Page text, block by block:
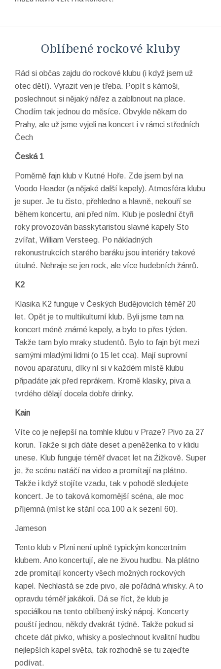
Oblíbené rockové kluby
Rád si občas zajdu do rockové klubu (i když jsem už
otec dětí). Vyrazit ven je třeba. Popít s kámoši,
poslechnout si nějaký nářez a zablbnout na place.
Chodím tak jednou do měsíce. Obvykle někam do
Prahy, ale už jsme vyjeli na koncert i v rámci středních
Čech
Česká 1
Poměrně fajn klub v Kutné Hoře. Zde jsem byl na
Voodo Header (a nějaké další kapely). Atmosféra klubu
je super. Je tu čisto, přehledno a hlavně, nekouří se
během koncertu, ani před ním. Klub je poslední čtyři
roky provozován basskytaristou slavné kapely Sto
zvířat, William Versteeg. Po nákladných
rekonustrukcích starého baráku jsou interiéry takové
útulné. Nehraje se jen rock, ale více hudebních žánrů.
K2
Klasika K2 funguje v Českých Budějovicích téměř 20
let. Opět je to multikulturní klub. Byli jsme tam na
koncert méně známé kapely, a bylo to přes týden.
Takže tam bylo mraky studentů. Bylo to fajn být mezi
samými mladými lidmi (o 15 let cca). Mají suprovní
novou aparaturu, díky ní si v každém místě klubu
připadáte jak před reprákem. Kromě klasiky, piva a
tvrdého dělají docela dobře drinky.
Kain
Víte co je nejlepší na tomhle klubu v Praze? Pivo za 27
korun. Takže si jich dáte deset a peněženka to v klidu
unese. Klub funguje téměř dvacet let na Źižkově. Super
je, že scénu natáčí na video a promítají na plátno.
Takže i když stojíte vzadu, tak v pohodě sledujete
koncert. Je to taková komornější scéna, ale moc
příjemná (míst ke stání cca 100 a k sezení 60).
Jameson
Tento klub v Plzni není uplně typickým koncertním
klubem. Ano koncertují, ale ne živou hudbu. Na plátno
zde promítají koncerty všech možných rockových
kapel. Nechlastá se zde pivo, ale pořádná whisky. A to
opravdu téměř jakákoli. Dá se říct, že klub je
speciálkou na tento oblíbený irský nápoj. Koncerty
pouští jednou, někdy dvakrát týdně. Takže pokud si
chcete dát pivko, whisky a poslechnout kvalitní hudbu
nejlepších kapel světa, tak rozhodně se tu zajeďte
podívat.